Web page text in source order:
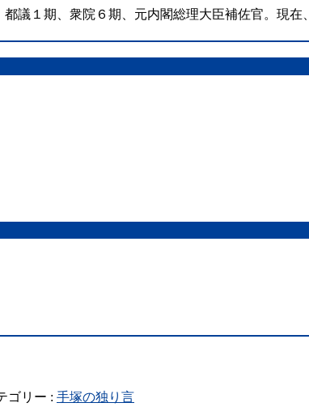
議１期、衆院６期、元内閣総理大臣補佐官。現在
ゴリー : 手塚の独り言